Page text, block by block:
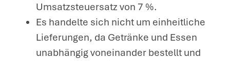
Umsatzsteuersatz von 7 %.
Es handelte sich nicht um einheitliche
Lieferungen, da Getränke und Essen
unabhängig voneinander bestellt und